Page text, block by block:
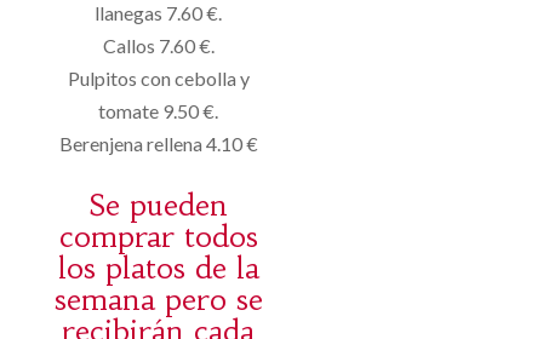
llanegas 7.60 €.
Callos 7.60 €.
Pulpitos con cebolla y
tomate 9.50 €.
Berenjena rellena 4.10 €
Se pueden
comprar todos
los platos de la
semana pero se